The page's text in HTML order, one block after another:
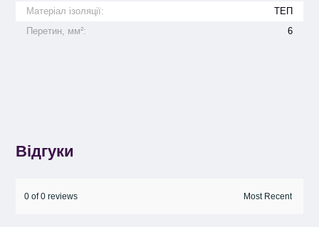
Матеріал ізоляції:
ТЕП
Перетин, мм²:
6
Відгуки
0 of 0 reviews